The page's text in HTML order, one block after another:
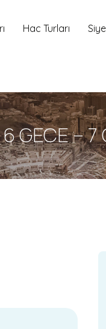
Hac Turları
GECE – 7